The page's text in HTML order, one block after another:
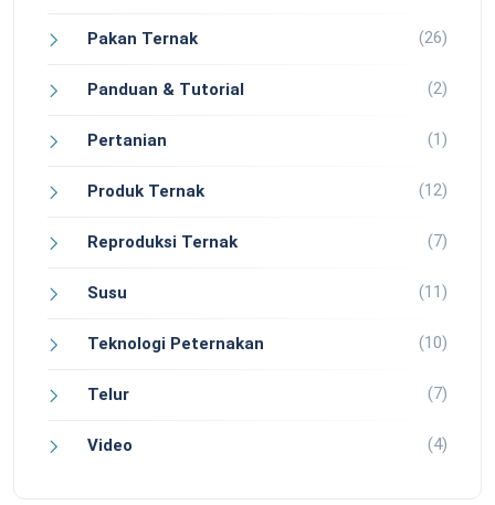
Pakan Ternak (26)
Panduan & Tutorial (2)
Pertanian (1)
Produk Ternak (12)
Reproduksi Ternak (7)
Susu (11)
Teknologi Peternakan (10)
Telur (7)
Video (4)